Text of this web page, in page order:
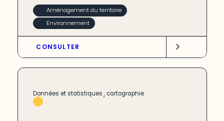
Aménagement du territoire
Environnement
CONSULTER
Données et statistiques, cartographie